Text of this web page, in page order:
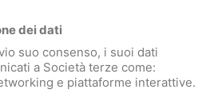
dei dati
suo consenso, i suoi dati
a Società terze come:
e piattaforme interattive.